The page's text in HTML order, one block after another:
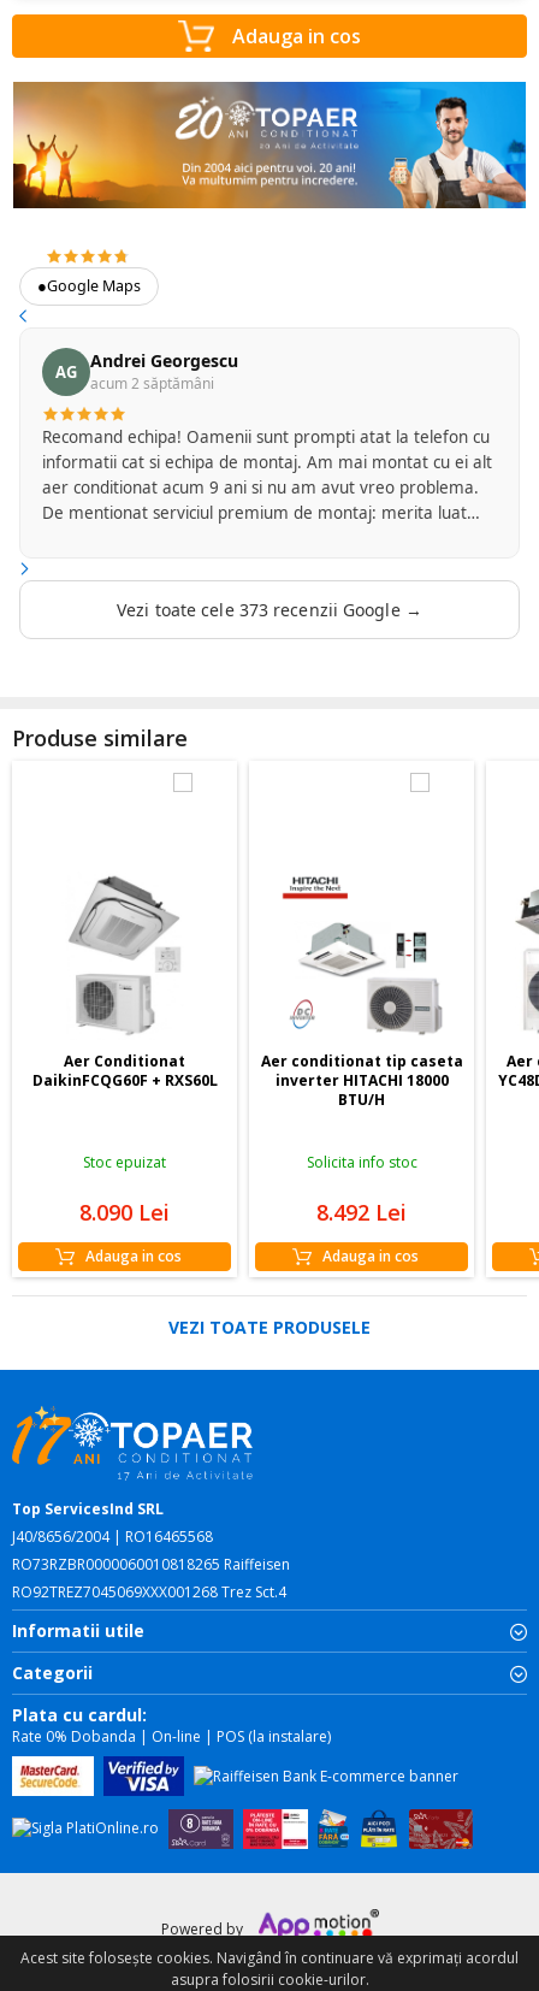
Adauga in cos
●Google Maps
AG Andrei Georgescu
acum 2 săptămâni
Recomand echipa! Oamenii sunt prompti atat la telefon cu
informatii cat si echipa de montaj. Am mai montat cu ei alt
aer conditionat acum 9 ani si nu am avut vreo problema.
De mentionat serviciul premium de montaj: merita luat
Vezi toate cele 373 recenzii Google →
Produse similare
Aer Conditionat
DaikinFCQG60F + RXS60L
Stoc epuizat
8.090 Lei
Adauga in cos
Aer conditionat tip caseta
inverter HITACHI 18000
BTU/H
Solicita info stoc
8.492 Lei
Adauga in cos
Aer
VEZI TOATE PRODUSELE
Top ServicesInd SRL
J40/8656/2004 | RO16465568
RO73RZBR0000060010818265 Raiffeisen
RO92TREZ7045069XXX001268 Trez Sct.4
Informatii utile
Categorii
Plata cu cardul:
Rate 0% Dobanda | On-line | POS (la instalare)
Powered by
Acest site foloseşte cookies. Navigând în continuare vă exprimați acordul
asupra folosirii cookie-urilor.